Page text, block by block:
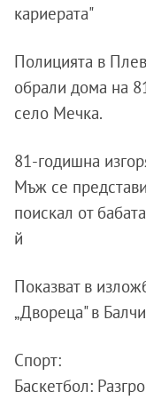
кариерата"
Полицията в
обрали дома на
село Мечка.
81-годишна
Мъж се
поискал от
й
Показват в
„Двореца" в
Спорт:
Баскетбол: